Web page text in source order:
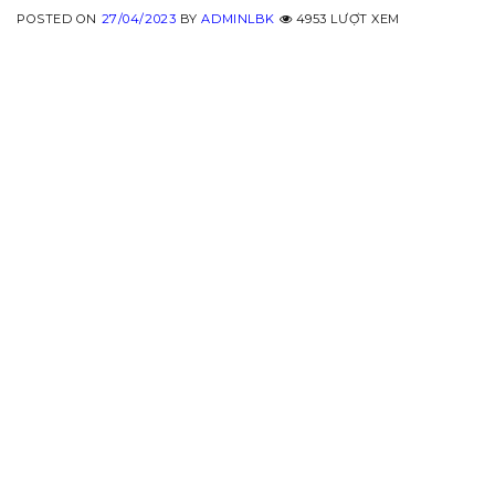
POSTED ON 27/04/2023 BYADMINLBK 4953 LƯỢT XEM